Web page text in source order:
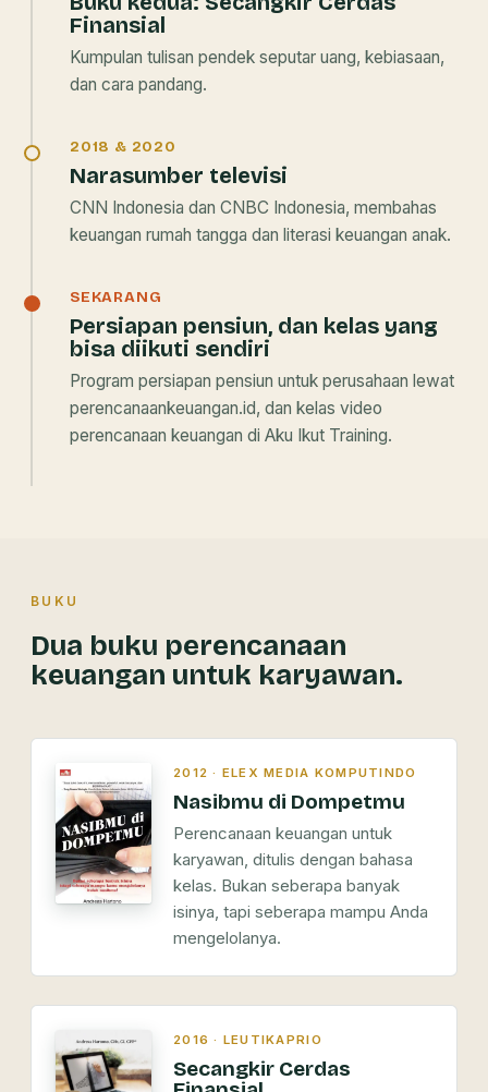
Finansial
Kumpulan tulisan pendek seputar uang, kebiasaan,
dan cara pandang.
2018 & 2020
Narasumber televisi
CNN Indonesia dan CNBC Indonesia, membahas
keuangan rumah tangga dan literasi keuangan anak.
SEKARANG
Persiapan pensiun, dan kelas yang
bisa diikuti sendiri
Program persiapan pensiun untuk perusahaan lewat
perencanaankeuangan.id, dan kelas video
perencanaan keuangan di Aku Ikut Training.
BUKU
Dua buku perencanaan
keuangan untuk karyawan.
2012 · ELEX MEDIA KOMPUTINDO
Nasibmu di Dompetmu
Perencanaan keuangan untuk
karyawan, ditulis dengan bahasa
kelas. Bukan seberapa banyak
isinya, tapi seberapa mampu Anda
mengelolanya.
2016 · LEUTIKAPRIO
Secangkir Cerdas